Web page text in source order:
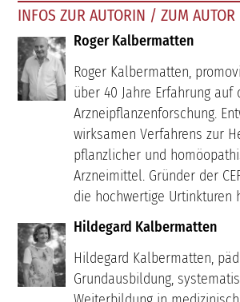
INFOS ZUR AUTORIN / ZUM AUTOR
Roger Kalbermatten
Roger Kalbermatten,
über 40 Jahre Erfahrung auf
Arzneipflanzenforschung.
wirksamen Verfahrens zur
pflanzlicher und
Arzneimittel. Gründer der
die hochwertige Urtinkturen
Hildegard Kalbermatten
Hildegard Kalbermatten,
Grundausbildung,